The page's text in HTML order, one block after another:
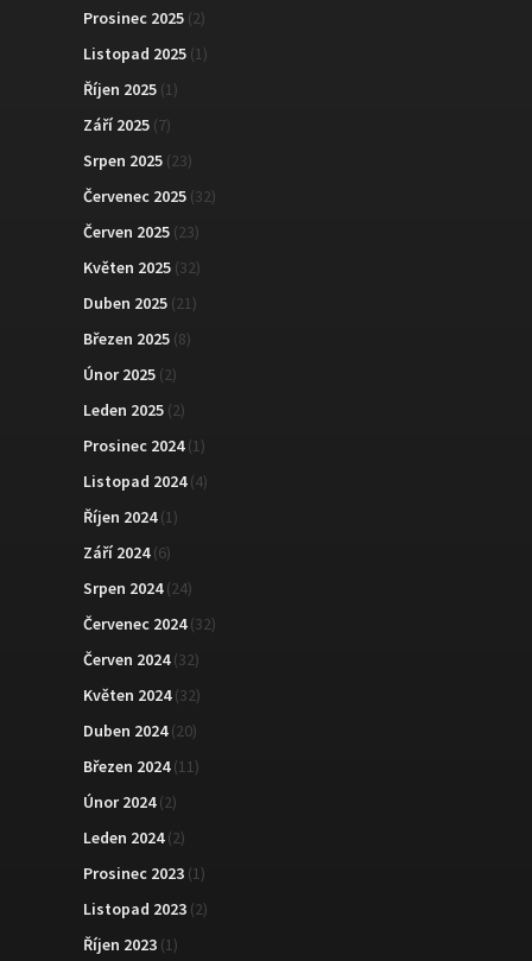
Prosinec 2025 (2)
Listopad 2025 (1)
Říjen 2025 (1)
Září 2025 (7)
Srpen 2025 (23)
Červenec 2025 (32)
Červen 2025 (23)
Květen 2025 (32)
Duben 2025 (21)
Březen 2025 (8)
Únor 2025 (2)
Leden 2025 (2)
Prosinec 2024(1)
Listopad 2024(4)
Říjen 2024(1)
Září 2024(6)
Srpen 2024(24)
Červenec 2024(32)
Červen 2024(32)
Květen 2024(32)
Duben 2024(20)
Březen 2024(11)
Únor 2024(2)
Leden 2024(2)
Prosinec 2023 (1)
Listopad 2023 (2)
Říjen 2023 (1)